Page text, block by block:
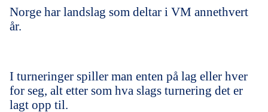
Norge har landslag som deltar i VM annethvert
år.
I turneringer spiller man enten på lag eller hver
for seg, alt etter som hva slags turnering det er
lagt opp til.